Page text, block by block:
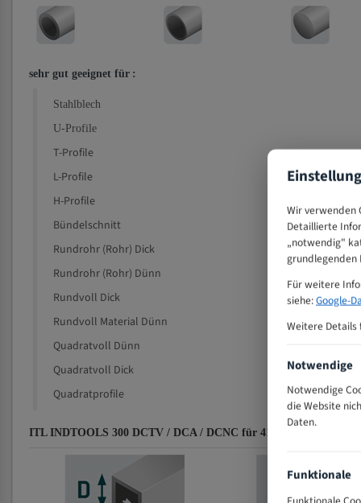
sehr gut geeignet für :
Stahlblech
U-Profile
T-Profile
L-Profile
H-Profile
Bündelschnitt
Rundrohr (Rohr) Dick
Rundrohr (Rohr) Dünn
Rundvoll Dick
Rundvoll Material Dünn
Quadratvoll Dünn
Quadratvoll Dick
Quadratprofile
ITL INDTOOLS 300 DCTV / DCA / DCNC für 4100 mm Bi-Metall
Wir verwenden
Detaillierte
„notwendig"
grundlegenden
Für weitere
siehe:Google-
Weitere Details
Notwendige
Notwendige
die Website
Daten.
Funktionale